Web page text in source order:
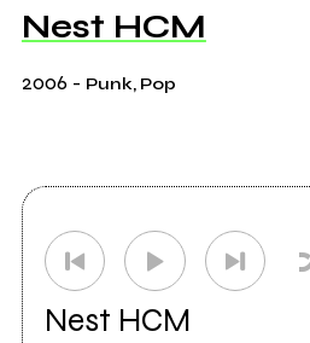
Nest HCM
2006 - Punk, Pop
Nest HCM